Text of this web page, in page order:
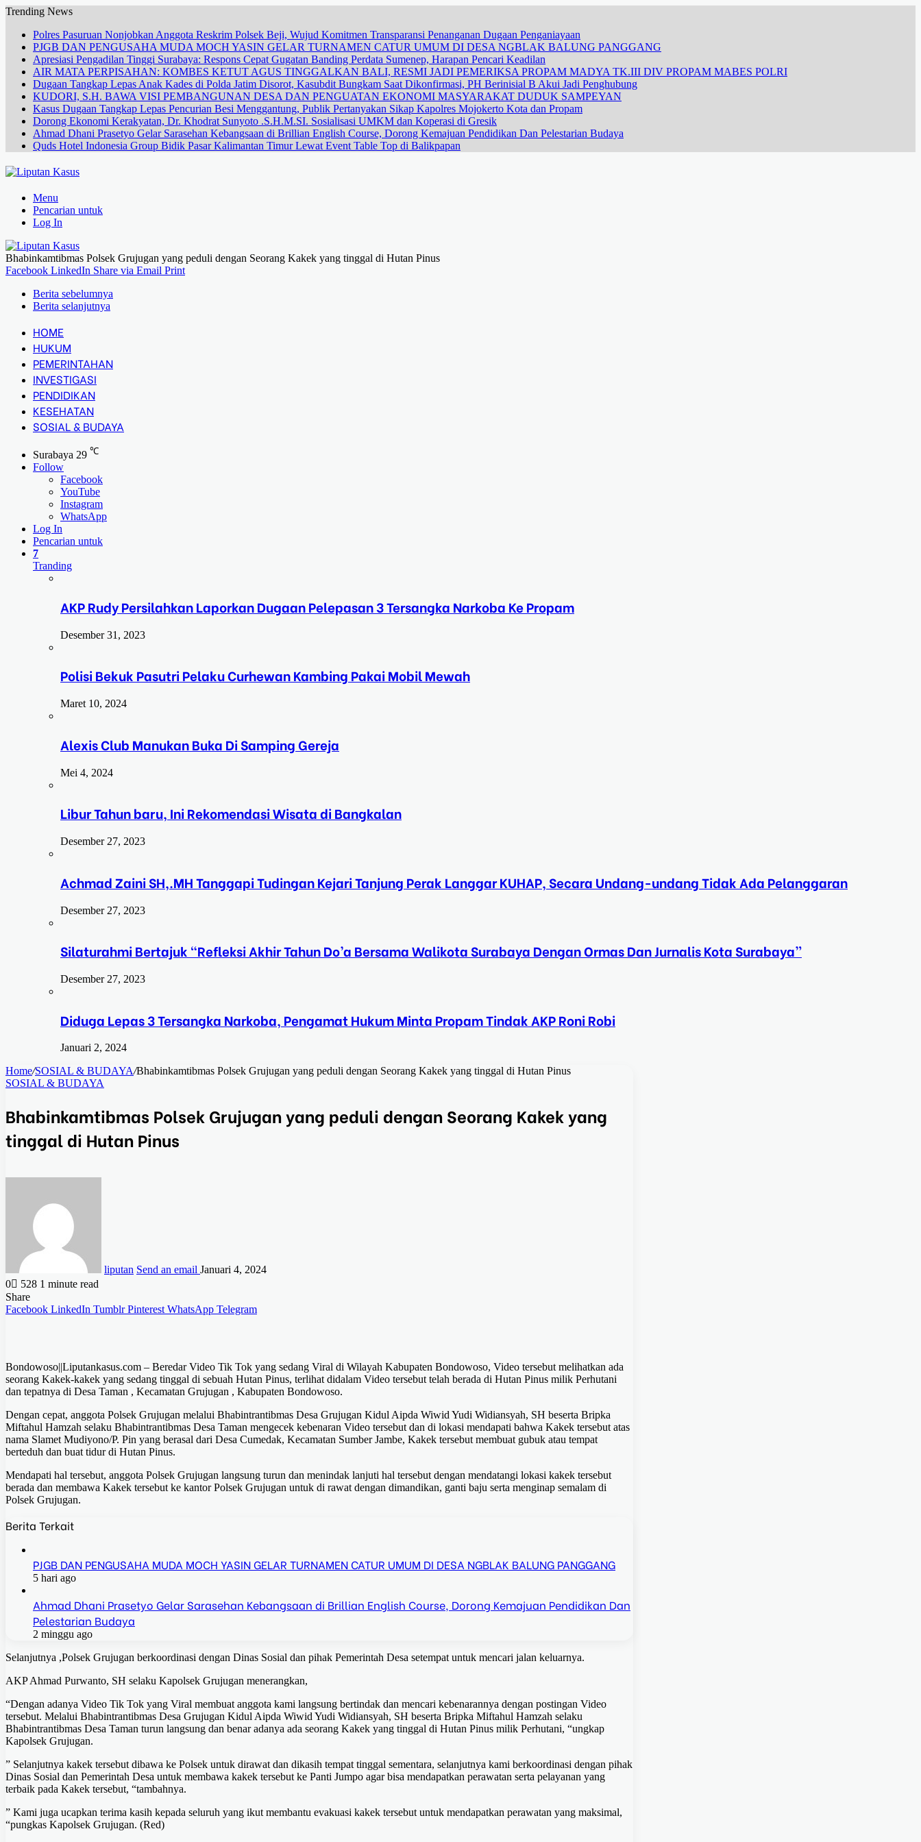
Trending News
Polres Pasuruan Nonjobkan Anggota Reskrim Polsek Beji, Wujud Komitmen Transparansi Penanganan Dugaan Penganiayaan
PJGB DAN PENGUSAHA MUDA MOCH YASIN GELAR TURNAMEN CATUR UMUM DI DESA NGBLAK BALUNG PANGGANG
Apresiasi Pengadilan Tinggi Surabaya: Respons Cepat Gugatan Banding Perdata Sumenep, Harapan Pencari Keadilan
AIR MATA PERPISAHAN: KOMBES KETUT AGUS TINGGALKAN BALI, RESMI JADI PEMERIKSA PROPAM MADYA TK.III DIV PROPAM MABES POLRI
Dugaan Tangkap Lepas Anak Kades di Polda Jatim Disorot, Kasubdit Bungkam Saat Dikonfirmasi, PH Berinisial B Akui Jadi Penghubung
KUDORI, S.H. BAWA VISI PEMBANGUNAN DESA DAN PENGUATAN EKONOMI MASYARAKAT DUDUK SAMPEYAN
Kasus Dugaan Tangkap Lepas Pencurian Besi Menggantung, Publik Pertanyakan Sikap Kapolres Mojokerto Kota dan Propam
Dorong Ekonomi Kerakyatan, Dr. Khodrat Sunyoto .S.H.M.SI. Sosialisasi UMKM dan Koperasi di Gresik
Ahmad Dhani Prasetyo Gelar Sarasehan Kebangsaan di Brillian English Course, Dorong Kemajuan Pendidikan Dan Pelestarian Budaya
Quds Hotel Indonesia Group Bidik Pasar Kalimantan Timur Lewat Event Table Top di Balikpapan
Menu
Pencarian untuk
Log In
Bhabinkamtibmas Polsek Grujugan yang peduli dengan Seorang Kakek yang tinggal di Hutan Pinus
Facebook LinkedIn Share via Email Print
Berita sebelumnya
Berita selanjutnya
HOME
HUKUM
PEMERINTAHAN
INVESTIGASI
PENDIDIKAN
KESEHATAN
SOSIAL & BUDAYA
Surabaya 29 ℃
Follow
Facebook
YouTube
Instagram
WhatsApp
Log In
Pencarian untuk
7
Tranding
AKP Rudy Persilahkan Laporkan Dugaan Pelepasan 3 Tersangka Narkoba Ke Propam
Desember 31, 2023
Polisi Bekuk Pasutri Pelaku Curhewan Kambing Pakai Mobil Mewah
Maret 10, 2024
Alexis Club Manukan Buka Di Samping Gereja
Mei 4, 2024
Libur Tahun baru, Ini Rekomendasi Wisata di Bangkalan
Desember 27, 2023
Achmad Zaini SH,.MH Tanggapi Tudingan Kejari Tanjung Perak Langgar KUHAP, Secara Undang-undang Tidak Ada Pelanggaran
Desember 27, 2023
Silaturahmi Bertajuk “Refleksi Akhir Tahun Do’a Bersama Walikota Surabaya Dengan Ormas Dan Jurnalis Kota Surabaya”
Desember 27, 2023
Diduga Lepas 3 Tersangka Narkoba, Pengamat Hukum Minta Propam Tindak AKP Roni Robi
Januari 2, 2024
Home/SOSIAL & BUDAYA/Bhabinkamtibmas Polsek Grujugan yang peduli dengan Seorang Kakek yang tinggal di Hutan Pinus
SOSIAL & BUDAYA
Bhabinkamtibmas Polsek Grujugan yang peduli dengan Seorang Kakek yang
tinggal di Hutan Pinus
liputan Send an email Januari 4, 2024
0
528 1 minute read
Share
Facebook LinkedIn Tumblr Pinterest WhatsApp Telegram
Bondowoso||Liputankasus.com – Beredar Video Tik Tok yang sedang Viral di Wilayah Kabupaten Bondowoso, Video tersebut melihatkan ada
seorang Kakek-kakek yang sedang tinggal di sebuah Hutan Pinus, terlihat didalam Video tersebut telah berada di Hutan Pinus milik Perhutani
dan tepatnya di Desa Taman , Kecamatan Grujugan , Kabupaten Bondowoso.
Dengan cepat, anggota Polsek Grujugan melalui Bhabintrantibmas Desa Grujugan Kidul Aipda Wiwid Yudi Widiansyah, SH beserta Bripka
Miftahul Hamzah selaku Bhabintrantibmas Desa Taman mengecek kebenaran Video tersebut dan di lokasi mendapati bahwa Kakek tersebut atas
nama Slamet Mudiyono/P. Pin yang berasal dari Desa Cumedak, Kecamatan Sumber Jambe, Kakek tersebut membuat gubuk atau tempat
berteduh dan buat tidur di Hutan Pinus.
Mendapati hal tersebut, anggota Polsek Grujugan langsung turun dan menindak lanjuti hal tersebut dengan mendatangi lokasi kakek tersebut
berada dan membawa Kakek tersebut ke kantor Polsek Grujugan untuk di rawat dengan dimandikan, ganti baju serta menginap semalam di
Polsek Grujugan.
Berita Terkait
PJGB DAN PENGUSAHA MUDA MOCH YASIN GELAR TURNAMEN CATUR UMUM DI DESA NGBLAK BALUNG PANGGANG
5 hari ago
Ahmad Dhani Prasetyo Gelar Sarasehan Kebangsaan di Brillian English Course, Dorong Kemajuan Pendidikan Dan
Pelestarian Budaya
2 minggu ago
Selanjutnya ,Polsek Grujugan berkoordinasi dengan Dinas Sosial dan pihak Pemerintah Desa setempat untuk mencari jalan keluarnya.
AKP Ahmad Purwanto, SH selaku Kapolsek Grujugan menerangkan,
“Dengan adanya Video Tik Tok yang Viral membuat anggota kami langsung bertindak dan mencari kebenarannya dengan postingan Video
tersebut. Melalui Bhabintrantibmas Desa Grujugan Kidul Aipda Wiwid Yudi Widiansyah, SH beserta Bripka Miftahul Hamzah selaku
Bhabintrantibmas Desa Taman turun langsung dan benar adanya ada seorang Kakek yang tinggal di Hutan Pinus milik Perhutani, “ungkap
Kapolsek Grujugan.
” Selanjutnya kakek tersebut dibawa ke Polsek untuk dirawat dan dikasih tempat tinggal sementara, selanjutnya kami berkoordinasi dengan pihak
Dinas Sosial dan Pemerintah Desa untuk membawa kakek tersebut ke Panti Jumpo agar bisa mendapatkan perawatan serta pelayanan yang
terbaik pada Kakek tersebut, “tambahnya.
” Kami juga ucapkan terima kasih kepada seluruh yang ikut membantu evakuasi kakek tersebut untuk mendapatkan perawatan yang maksimal,
“pungkas Kapolsek Grujugan. (Red)